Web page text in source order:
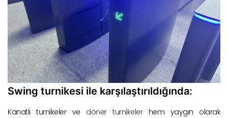
Swing turnikesi ile karşılaştırıldığında:
Kanatlı turnikeler ve döner turnikelerhem yaygın olarak